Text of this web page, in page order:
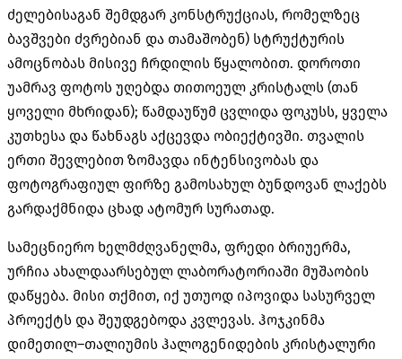
ძელებისაგან შემდგარ კონსტრუქციას, რომელზეც
ბავშვები ძვრებიან და თამაშობენ) სტრუქტურის
ამოცნობას მისივე ჩრდილის წყალობით. დოროთი
უამრავ ფოტოს უღებდა თითოეულ კრისტალს (თან
ყოველი მხრიდან); წამდაუწუმ ცვლიდა ფოკუსს, ყველა
კუთხესა და წახნაგს აქცევდა ობიექტივში. თვალის
ერთი შევლებით ზომავდა ინტენსივობას და
ფოტოგრაფიულ ფირზე გამოსახულ ბუნდოვან ლაქებს
გარდაქმნიდა ცხად ატომურ სურათად.
სამეცნიერო ხელმძღვანელმა, ფრედი ბრიუერმა,
ურჩია ახალდაარსებულ ლაბორატორიაში მუშაობის
დაწყება. მისი თქმით, იქ უთუოდ იპოვიდა სასურველ
პროექტს და შეუდგებოდა კვლევას. ჰოჯკინმა
დიმეთილ–თალიუმის ჰალოგენიდების კრისტალური